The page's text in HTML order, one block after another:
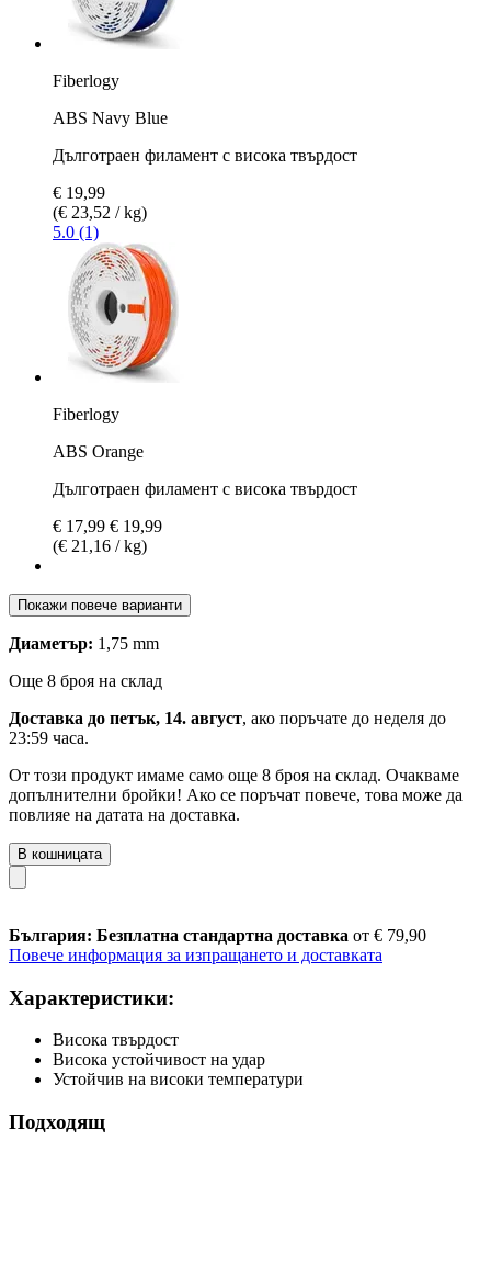
Fiberlogy
ABS Navy Blue
Дълготраен филамент с висока твърдост
€ 19,99
(€ 23,52 / kg)
5.0 (1)
Fiberlogy
ABS Orange
Дълготраен филамент с висока твърдост
€ 17,99 € 19,99
(€ 21,16 / kg)
Покажи повече варианти
Диаметър: 1,75 mm
Още 8 броя на склад
Доставка до петък, 14. август, ако поръчате до неделя до
23:59 часа.
От този продукт имаме само още 8 броя на склад. Очакваме
допълнителни бройки! Ако се поръчат повече, това може да
повлияе на датата на доставка.
В кошницата
България: Безплатна стандартна доставка от € 79,90
Повече информация за изпращането и доставката
Характеристики:
Висока твърдост
Висока устойчивост на удар
Устойчив на високи температури
Подходящ